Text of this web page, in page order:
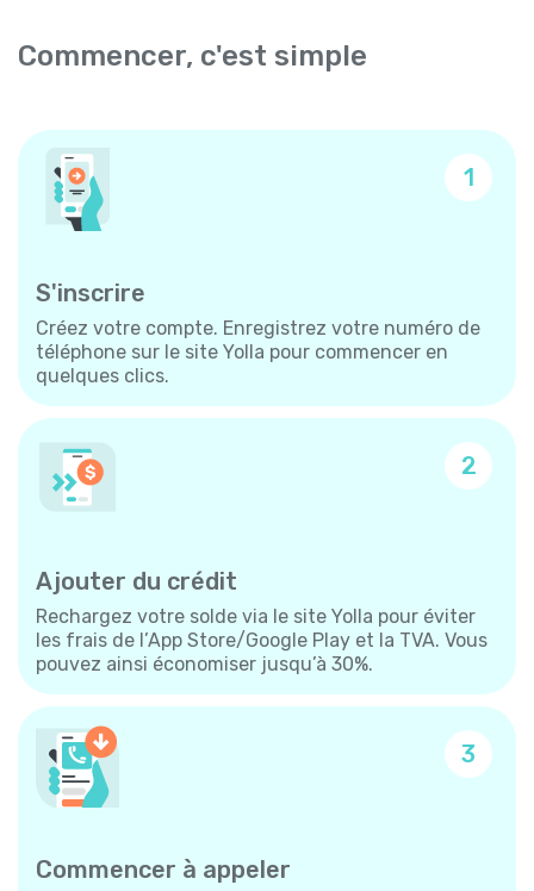
Commencer, c'est simple
1
S'inscrire
Créez votre compte. Enregistrez votre numéro de
téléphone sur le site Yolla pour commencer en
quelques clics.
2
Ajouter du crédit
Rechargez votre solde via le site Yolla pour éviter
les frais de l’App Store/Google Play et la TVA. Vous
pouvez ainsi économiser jusqu’à 30%.
3
Commencer à appeler